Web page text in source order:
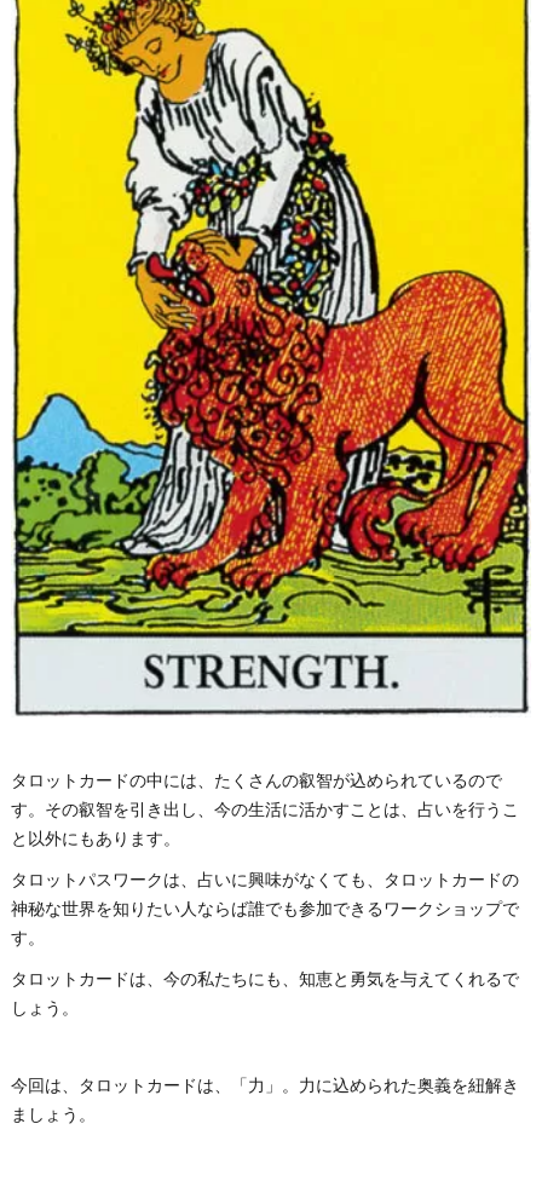
タロットカードの中には、たくさんの叡智が込められているので
す。その叡智を引き出し、今の生活に活かすことは、占いを行うこ
と以外にもあります。
タロットパスワークは、占いに興味がなくても、タロットカードの
神秘な世界を知りたい人ならば誰でも参加できるワークショップで
す。
タロットカードは、今の私たちにも、知恵と勇気を与えてくれるで
しょう。
今回は、タロットカードは、「力」。力に込められた奥義を紐解き
ましょう。